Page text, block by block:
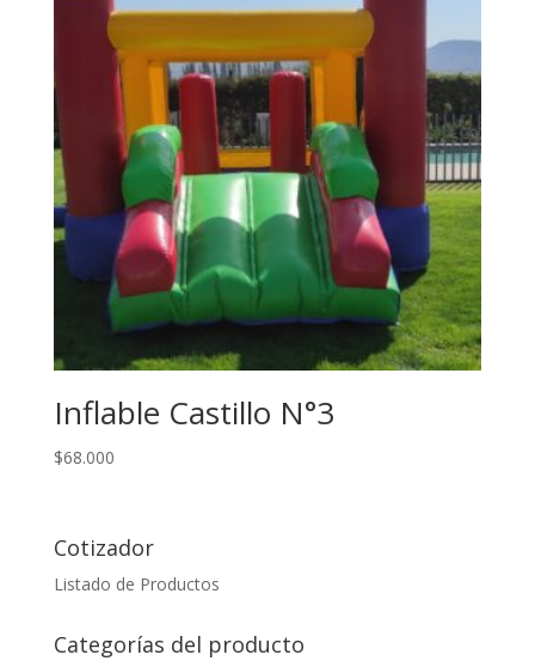
Inflable Castillo N°3
$68.000
Cotizador
Listado de Productos
Categorías del producto